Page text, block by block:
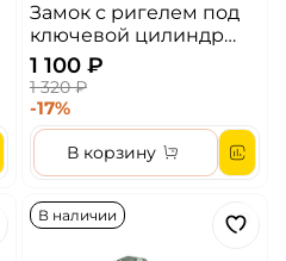
Замок с ригелем под
ключевой цилиндр
MORELLI L1885 SN Цвет
– Никель
1 100 ₽
1 320 ₽
-17%
В корзину
В наличии